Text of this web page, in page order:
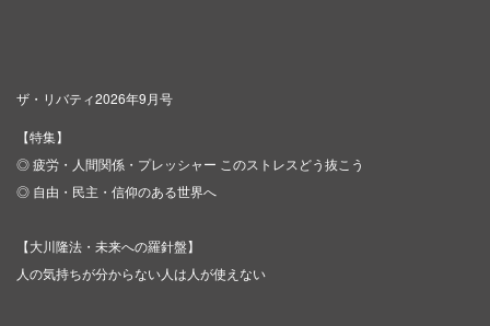
ザ・リバティ2026年9月号
【特集】
◎ 疲労・人間関係・プレッシャー このストレスどう抜こう
◎ 自由・民主・信仰のある世界へ
【大川隆法・未来への羅針盤】
人の気持ちが分からない人は人が使えない